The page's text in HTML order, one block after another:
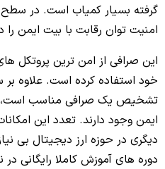
گرفته بسیار کمیاب است. در
امنیت توان رقابت با بیت ایمن را
این صرافی از امن ترین پروتکل
خود استفاده کرده است. علاوه
تشخیص یک صرافی مناسب است،
ایمن وجود دارند. تعدد این
دیگری در حوزه ارز دیجیتال بی
دوره های آموزش کاملا رایگانی در